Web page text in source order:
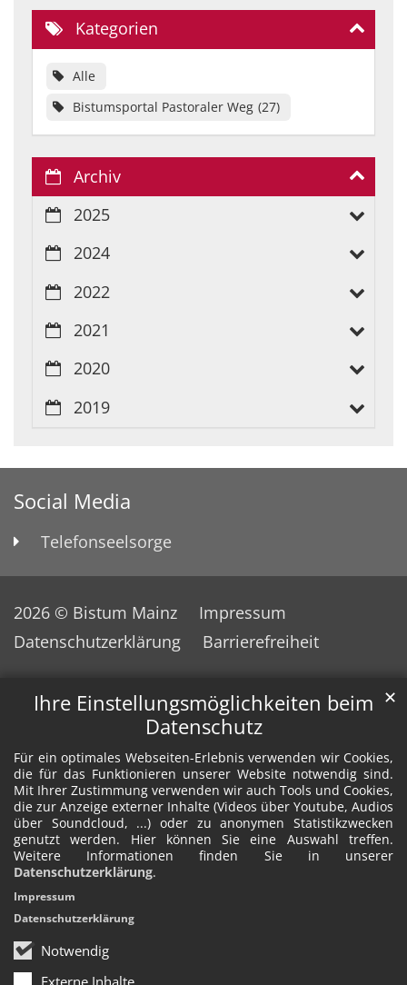
Ihre Einstellungsmöglichkeiten beim
Datenschutz
Für ein optimales Webseiten-Erlebnis verwenden wir Cookies,
die für das Funktionieren unserer Website notwendig sind.
Mit Ihrer Zustimmung verwenden wir auch Tools und Cookies,
die zur Anzeige externer Inhalte (Videos über Youtube, Audios
über Soundcloud, ...) oder zu anonymen Statistikzwecken
genutzt werden. Hier können Sie eine Auswahl treffen.
Weitere Informationen finden Sie in unserer
Datenschutzerklärung.
Notwendig
✕
Impressum
Datenschutzerklärung
Kategorien
Alle
Bistumsportal Pastoraler Weg 27
Archiv
2025
2024
2022
2021
2020
2019
Social Media
Telefonseelsorge
2026 © Bistum Mainz
Impressum
Datenschutzerklärung
Barrierefreiheit